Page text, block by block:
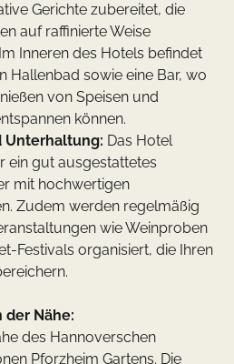
Gerichte zubereitet, die
auf raffinierte Weise
Inneren des Hotels befindet
Hallenbad sowie eine Bar, wo
von Speisen und
können.
Unterhaltung: Das Hotel
ein gut ausgestattetes
mit hochwertigen
Zudem werden regelmäßig
wie Weinproben
Festivals organisiert, die Ihren
Nähe:
des Hannoverschen
Pforzheim Gartens. Die